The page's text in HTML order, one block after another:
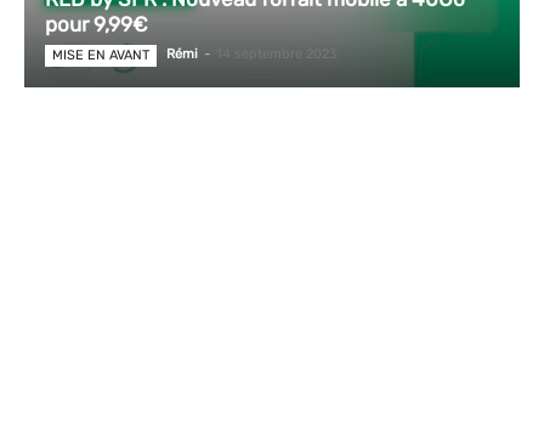
pour 9,99€
MISE EN AVANT Rémi - 14 septembre 2023